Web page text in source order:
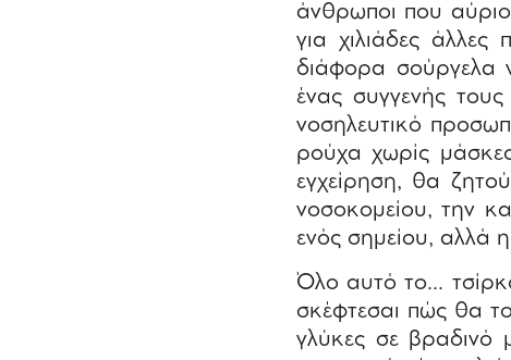
άνθρωποι που
για χιλιάδες
διάφορα σούργελα
ένας συγγενής
νοσηλευτικό
ρούχα χωρίς
εγχείρηση, θα
νοσοκομείου, την
ενός σημείου, αλλά
Όλο αυτό το…
σκέφτεσαι πώς θα
γλύκες σε βραδινό